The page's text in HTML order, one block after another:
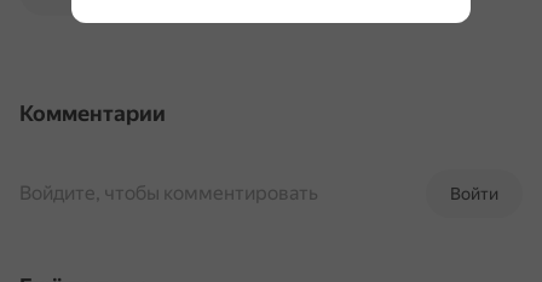
Комментарии
Войти
Войдите, чтобы комментировать